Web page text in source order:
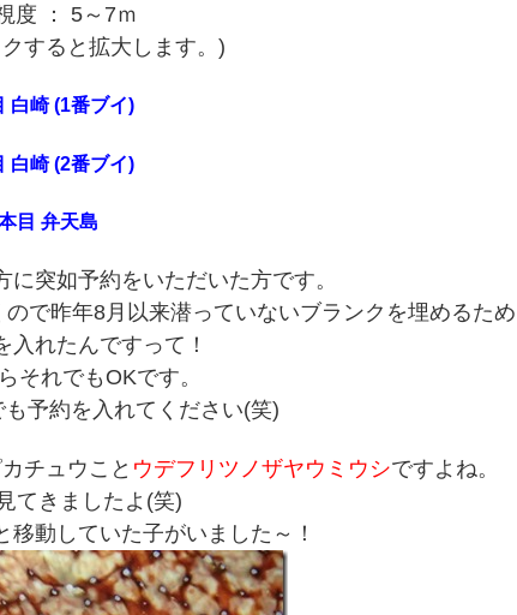
度 ： 5～7ｍ
すると拡大します。)
白崎 (1番ブイ)
白崎 (2番ブイ)
目 弁天島
突如予約をいただいた方です。
で昨年8月以来潜っていないブランクを埋めるため
入れたんですって！
それでもOKです。
予約を入れてください(笑)
チュウこと ウデフリツノザヤウミウシですよね。
てきましたよ(笑)
移動していた子がいました～！